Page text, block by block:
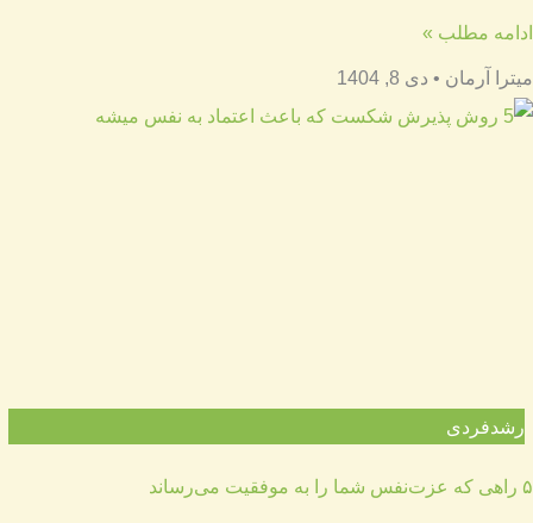
ادامه مطلب »
میترا آرمان دی 8, 1404
رشدفردی
۵ راهی که عزت‌نفس شما را به موفقیت می‌رساند